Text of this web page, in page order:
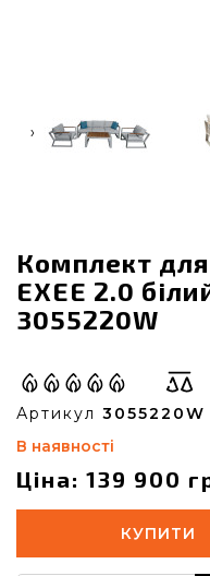
‹
Комплект
EXEE 2.0
3055220W
Артикул 3055220W
В наявності
Ціна: 139 900
КУПИТИ